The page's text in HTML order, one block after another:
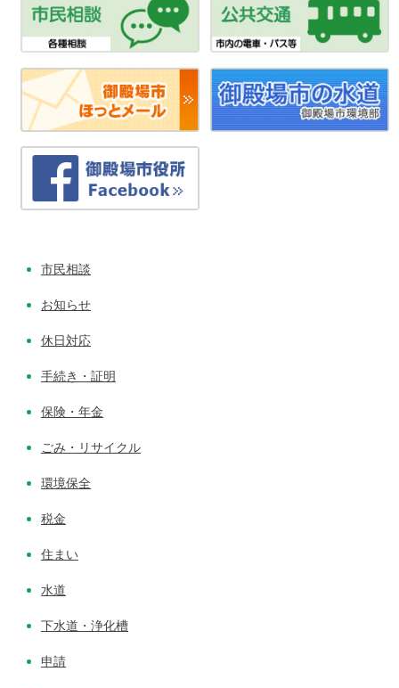
市民相談
お知らせ
休日対応
手続き・証明
保険・年金
ごみ・リサイクル
環境保全
税金
住まい
水道
下水道・浄化槽
申請